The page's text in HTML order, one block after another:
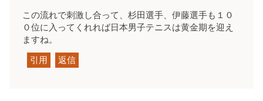
この流れで刺激し合って、杉田選手、伊藤選手も１０
０位に入ってくれれば日本男子テニスは黄金期を迎え
ますね。
引用 返信